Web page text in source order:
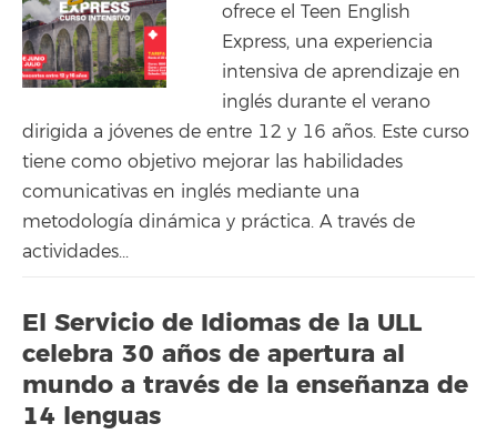
ofrece el Teen English
Express, una experiencia
intensiva de aprendizaje en
inglés durante el verano
dirigida a jóvenes de entre 12 y 16 años. Este curso
tiene como objetivo mejorar las habilidades
comunicativas en inglés mediante una
metodología dinámica y práctica. A través de
actividades...
El Servicio de Idiomas de la ULL
celebra 30 años de apertura al
mundo a través de la enseñanza de
14 lenguas